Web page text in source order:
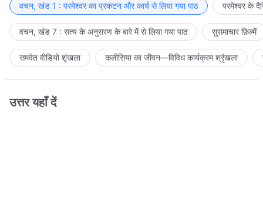
वचन, खंड 1 : परमेश्वर का प्रकटन और कार्य से लिया गया पाठ परमेश्वर के
वचन, खंड 7 : सत्य के अनुसरण के बारे में से लिया गया पाठ सुसमाचार फ़िल्में
समवेत वीडियो शृंखला कलीसिया का जीवन—विविध कार्यक्रम श्रृंखला
उत्तर यहाँ दें